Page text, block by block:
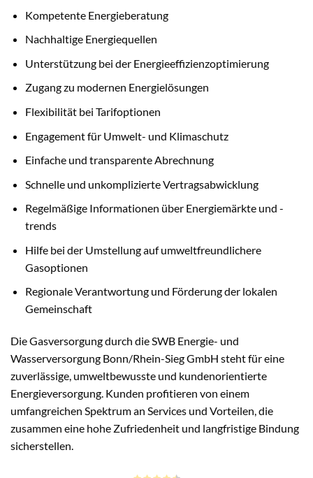
Kompetente Energieberatung
Nachhaltige Energiequellen
Unterstützung bei der Energieeffizienzoptimierung
Zugang zu modernen Energielösungen
Flexibilität bei Tarifoptionen
Engagement für Umwelt- und Klimaschutz
Einfache und transparente Abrechnung
Schnelle und unkomplizierte Vertragsabwicklung
Regelmäßige Informationen über Energiemärkte und -
trends
Hilfe bei der Umstellung auf umweltfreundlichere
Gasoptionen
Regionale Verantwortung und Förderung der lokalen
Gemeinschaft
Die Gasversorgung durch die SWB Energie- und
Wasserversorgung Bonn/Rhein-Sieg GmbH steht für eine
zuverlässige, umweltbewusste und kundenorientierte
Energieversorgung. Kunden profitieren von einem
umfangreichen Spektrum an Services und Vorteilen, die
zusammen eine hohe Zufriedenheit und langfristige Bindung
sicherstellen.